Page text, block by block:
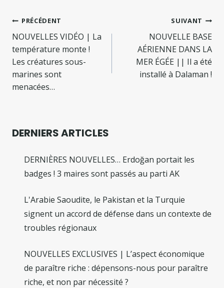
Navigation
de
l’article
PRÉCÉDENT
NOUVELLES VIDÉO | La
température monte !
Les créatures sous-
marines sont
menacées…
SUIVANT
NOUVELLE BASE
AÉRIENNE DANS LA
MER ÉGÉE || Il a été
installé à Dalaman !
DERNIERS ARTICLES
DERNIÈRES NOUVELLES… Erdoğan portait les
badges ! 3 maires sont passés au parti AK
L'Arabie Saoudite, le Pakistan et la Turquie
signent un accord de défense dans un contexte de
troubles régionaux
NOUVELLES EXCLUSIVES | L’aspect économique
de paraître riche : dépensons-nous pour paraître
riche, et non par nécessité ?